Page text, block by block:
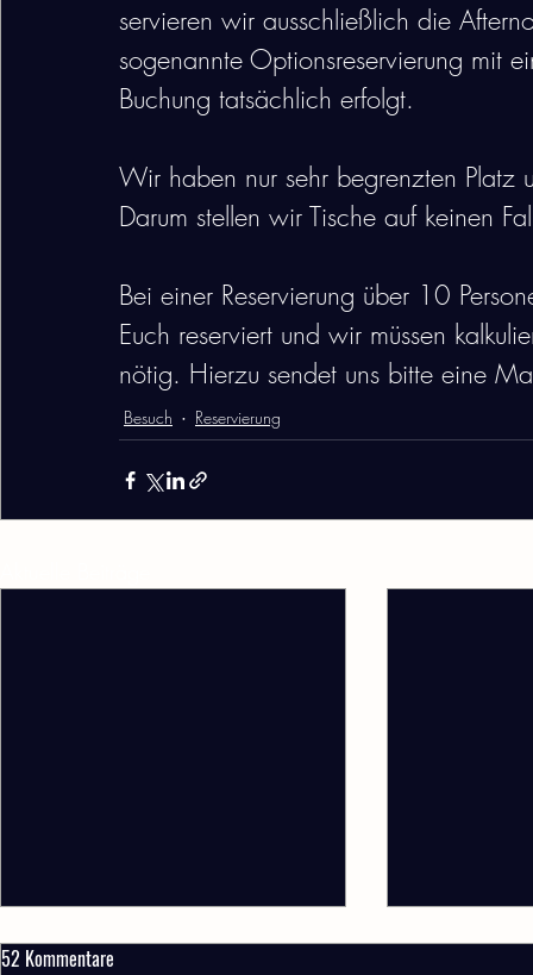
servieren wir ausschließlich die
sogenannte Optionsreservierung mit
Buchung tatsächlich erfolgt.
Wir haben nur sehr begrenzten
Darum stellen wir Tische auf keinen
Bei einer Reservierung über 10
Euch reserviert und wir müssen
nötig. Hierzu sendet uns bitte eine
Besuch Reservierung
Warum gibt es nur Kannen Große
52 Kommentare